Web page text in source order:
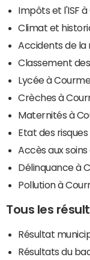
Impôts et l'ISF
Climat et
Accidents de la
Classement
Lycée à
Crèches à
Maternités à
Etat des
Accès aux
Délinquance à
Pollution à
Tous les
Résultat
Résultats du